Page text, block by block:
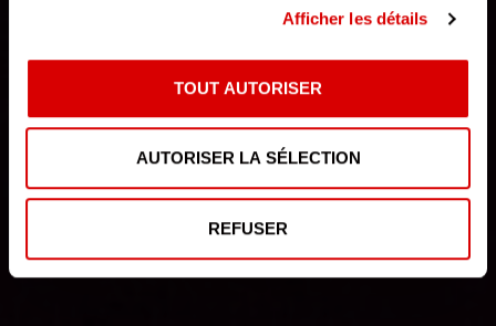
Afficher les détails
TOUT AUTORISER
AUTORISER LA SÉLECTION
REFUSER